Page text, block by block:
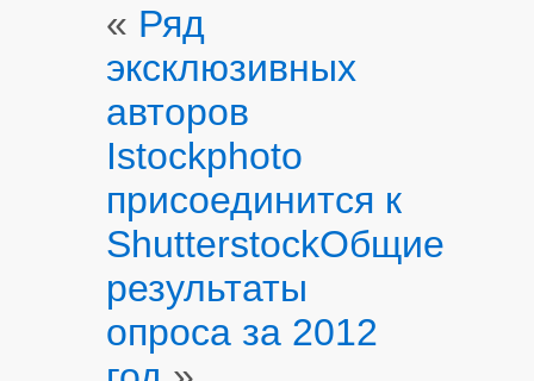
« Ряд
эксклюзивных
авторов
Istockphoto
присоединится к
ShutterstockОбщие
результаты
опроса за 2012